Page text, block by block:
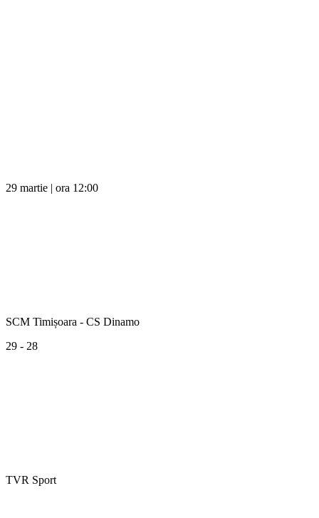
29 martie | ora 12:00
SCM Timișoara - CS Dinamo
29 - 28
TVR Sport